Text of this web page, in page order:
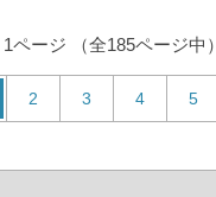
1ページ （全185ページ中）
2 3 4 5